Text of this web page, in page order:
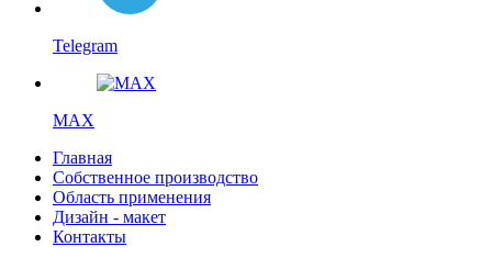
Telegram
MAX
Главная
Собственное производство
Область применения
Дизайн - макет
Контакты